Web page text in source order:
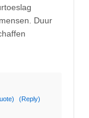
Duur
(Reply)